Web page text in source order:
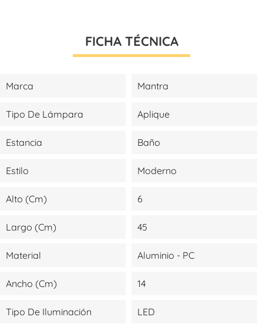
FICHA TÉCNICA
Marca Mantra
Tipo De Lámpara Aplique
Estancia Baño
Estilo Moderno
Alto (cm) 6
Largo (cm) 45
Material Aluminio - PC
Ancho (cm) 14
Tipo De Iluminación LED